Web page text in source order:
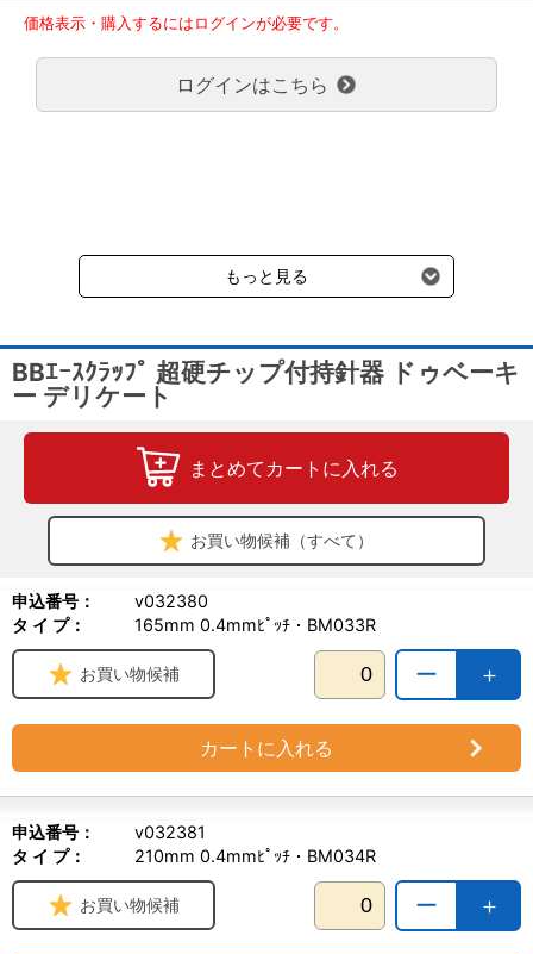
メンテナンス用オイル ステリリットｉの商品ページはこちら
ご了承のほどよろしくお願い致します。
弊社都合でお届けが２回以上に分かれる場合の送料負担は、１回分
のみで新たな送料は発生しません。
大型商品送料が必要な商品をご注文の場合は、大型商品送料のみご
負担頂きます。
受けます。
価格表示・購入するにはログインが必要です。
ログインはこちら
もっと見る
BBｴｰｽｸﾗｯﾌﾟ 超硬チップ付持針器 ドゥベーキ
ー デリケート
まとめてカートに入れる
お買い物候補（すべて）
申込番号：
v032380
タ イ プ：
165mm 0.4mmﾋﾟｯﾁ・BM033R
＋
ー
お買い物候補
カートに入れる
申込番号：
v032381
タ イ プ：
210mm 0.4mmﾋﾟｯﾁ・BM034R
＋
ー
お買い物候補